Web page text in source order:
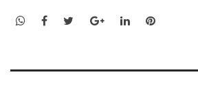
WhatsApp
Facebook
TwitterGoogle+LinkedInPinterest